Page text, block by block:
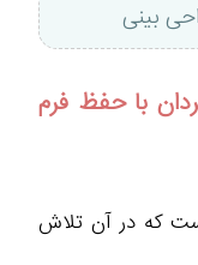
بینی
با حفظ فرم
که در آن تلاش